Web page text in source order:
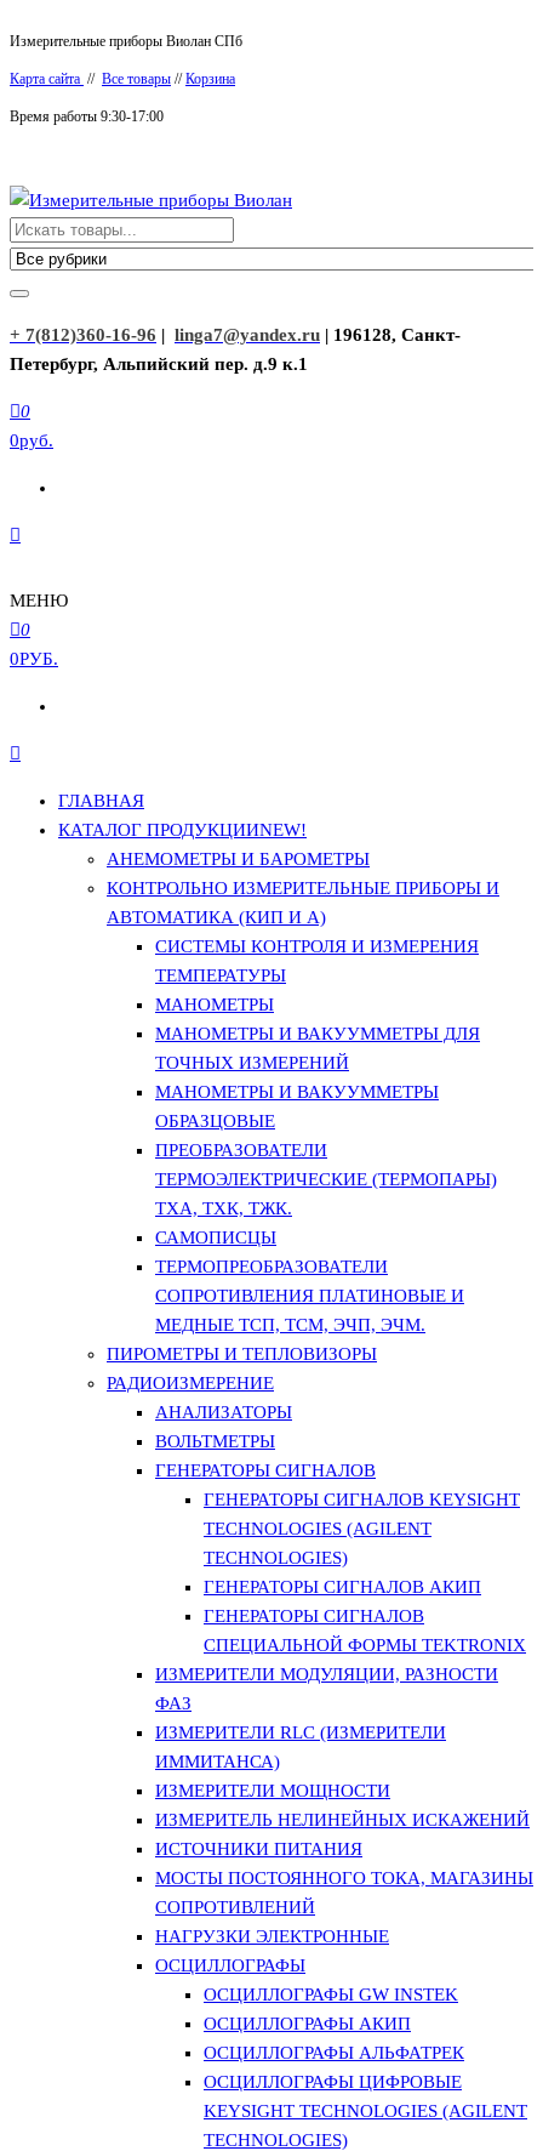
к
содержимому
Измерительные приборы Виолан СПб
Карта сайта // Все товары //Корзина
Время работы 9:30-17:00
Измерительные приборы Виолан
+ 7(812)360-16-96 | linga7@yandex.ru | 196128, Санкт-
Петербург, Альпийский пер. д.9 к.1
0
0руб.
МЕНЮ
0
0РУБ.
ГЛАВНАЯ
КАТАЛОГ ПРОДУКЦИИNEW!
АНЕМОМЕТРЫ И БАРОМЕТРЫ
КОНТРОЛЬНО ИЗМЕРИТЕЛЬНЫЕ ПРИБОРЫ И
АВТОМАТИКА (КИП И А)
СИСТЕМЫ КОНТРОЛЯ И ИЗМЕРЕНИЯ
ТЕМПЕРАТУРЫ
МАНОМЕТРЫ
МАНОМЕТРЫ И ВАКУУММЕТРЫ ДЛЯ
ТОЧНЫХ ИЗМЕРЕНИЙ
МАНОМЕТРЫ И ВАКУУММЕТРЫ
ОБРАЗЦОВЫЕ
ПРЕОБРАЗОВАТЕЛИ
ТЕРМОЭЛЕКТРИЧЕСКИЕ (ТЕРМОПАРЫ)
ТХА, ТХК, ТЖК.
САМОПИСЦЫ
ТЕРМОПРЕОБРАЗОВАТЕЛИ
СОПРОТИВЛЕНИЯ ПЛАТИНОВЫЕ И
МЕДНЫЕ ТСП, ТСМ, ЭЧП, ЭЧМ.
ПИРОМЕТРЫ И ТЕПЛОВИЗОРЫ
РАДИОИЗМЕРЕНИЕ
АНАЛИЗАТОРЫ
ВОЛЬТМЕТРЫ
ГЕНЕРАТОРЫ СИГНАЛОВ
ГЕНЕРАТОРЫ СИГНАЛОВ KEYSIGHT
TECHNOLOGIES (AGILENT
TECHNOLOGIES)
ГЕНЕРАТОРЫ СИГНАЛОВ АКИП
ГЕНЕРАТОРЫ СИГНАЛОВ
СПЕЦИАЛЬНОЙ ФОРМЫ TEKTRONIX
ИЗМЕРИТЕЛИ МОДУЛЯЦИИ, РАЗНОСТИ
ФАЗ
ИЗМЕРИТЕЛИ RLC (ИЗМЕРИТЕЛИ
ИММИТАНСА)
ИЗМЕРИТЕЛИ МОЩНОСТИ
ИЗМЕРИТЕЛЬ НЕЛИНЕЙНЫХ ИСКАЖЕНИЙ
ИСТОЧНИКИ ПИТАНИЯ
МОСТЫ ПОСТОЯННОГО ТОКА, МАГАЗИНЫ
СОПРОТИВЛЕНИЙ
НАГРУЗКИ ЭЛЕКТРОННЫЕ
ОСЦИЛЛОГРАФЫ
ОСЦИЛЛОГРАФЫ GW INSTEK
ОСЦИЛЛОГРАФЫ АКИП
ОСЦИЛЛОГРАФЫ АЛЬФАТРЕК
ОСЦИЛЛОГРАФЫ ЦИФРОВЫЕ
KEYSIGHT TECHNOLOGIES (AGILENT
TECHNOLOGIES)